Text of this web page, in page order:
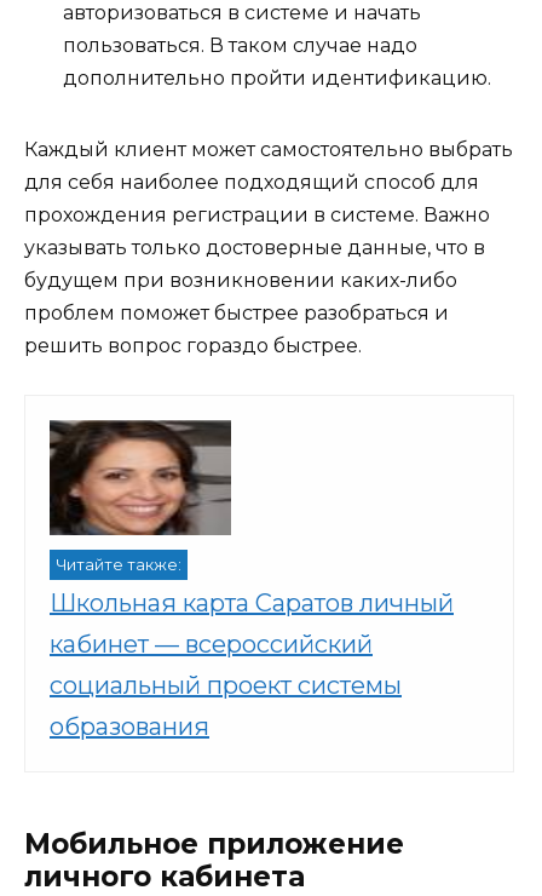
авторизоваться в системе и начать
пользоваться. В таком случае надо
дополнительно пройти идентификацию.
Каждый клиент может самостоятельно выбрать
для себя наиболее подходящий способ для
прохождения регистрации в системе. Важно
указывать только достоверные данные, что в
будущем при возникновении каких-либо
проблем поможет быстрее разобраться и
решить вопрос гораздо быстрее.
Читайте также:
Школьная карта Саратов личный
кабинет — всероссийский
социальный проект системы
образования
Мобильное приложение
личного кабинета